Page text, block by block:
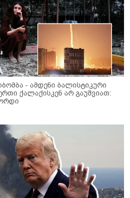
- ამდენი ბალისტიკური
ქალაქისკენ არ გაუშვიათ: